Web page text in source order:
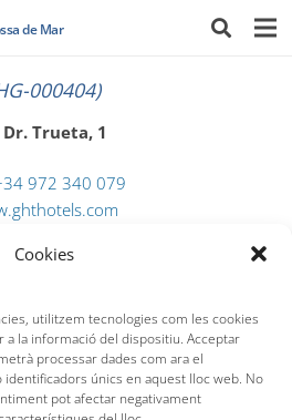
Cookies
utilitzem tecnologies com les cookies
a la informació del dispositiu. Acceptar
processar dades com ara el
únics en aquest lloc web. No
pot afectar negativament
de Mar
000404)
Dr. Trueta, 1
972 340 079